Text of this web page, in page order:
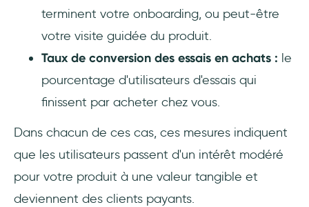
terminent votre onboarding, ou peut-être
votre visite guidée du produit.
Taux de conversion des essais en achats : le
pourcentage d'utilisateurs d'essais qui
finissent par acheter chez vous.
Dans chacun de ces cas, ces mesures indiquent
que les utilisateurs passent d'un intérêt modéré
pour votre produit à une valeur tangible et
deviennent des clients payants.